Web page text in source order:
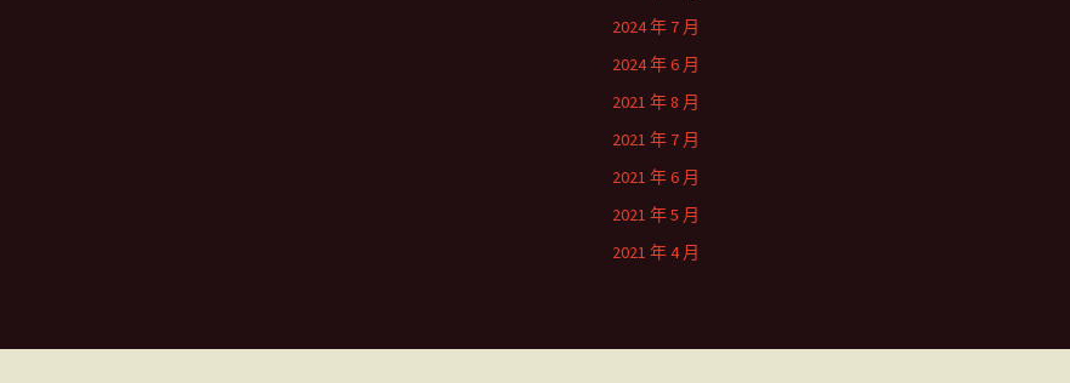
2024 年 7 月
2024 年 6 月
2021 年 8 月
2021 年 7 月
2021 年 6 月
2021 年 5 月
2021 年 4 月